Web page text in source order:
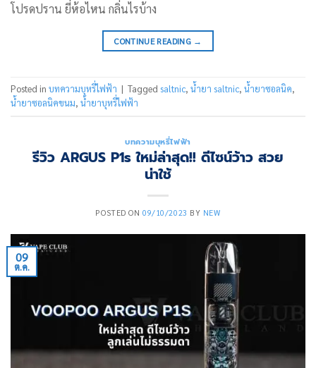
โปรดปราน ยี่ห้อไหน กลิ่นไรบ้าง
CONTINUE READING →
Posted in บทความบุหรี่ไฟฟ้า | Tagged saltnic, น้ำยา saltnic, น้ำยาซอลนิค,
น้ำยาซอลนิคขนม, น้ำยาบุหรี่ไฟฟ้า
บทความบุหรี่ไฟฟ้า
รีวิว ARGUS P1s ใหม่ล่าสุด!! ดีไซน์ว้าว สวย
น่าใช้
POSTED ON09/10/2023 BY NEW
09
ต.ค.